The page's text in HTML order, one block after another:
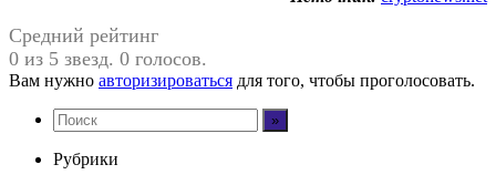
Средний рейтинг
0 из 5 звезд. 0 голосов.
Вам нужно авторизироваться для того, чтобы проголосовать.
Рубрики